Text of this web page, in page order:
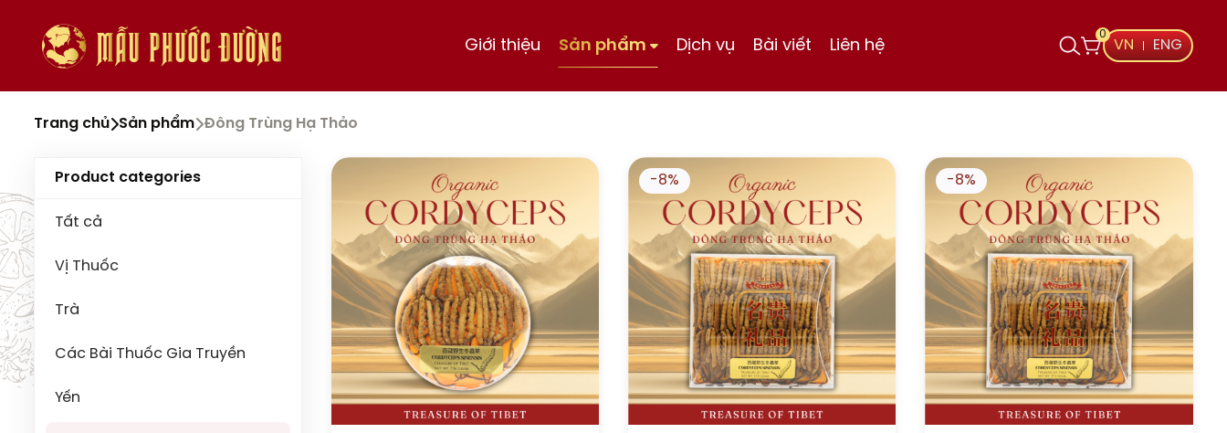
Giới thiệu Sản phẩm Dịch vụ Bài viết Liên hệ
0
VN ENG
Trang chủ Sản phẩm Đông Trùng Hạ Thảo
Product categories
Tất cả
Vị Thuốc
Trà
Các Bài Thuốc Gia Truyền
Yến
-8% -8%